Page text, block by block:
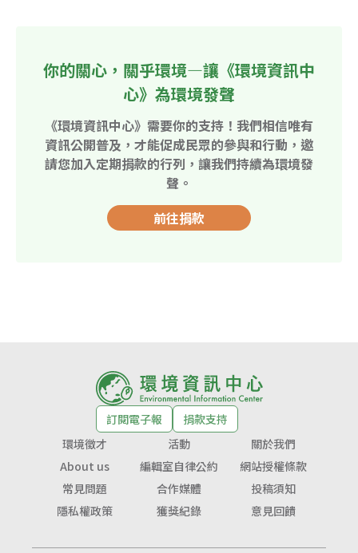
你的關心，關乎環境—讓《環境資訊中
心》為環境發聲
《環境資訊中心》需要你的支持！我們相信唯有
資訊公開普及，才能促成民眾的參與和行動，邀
請您加入定期捐款的行列，讓我們持續為環境發
聲。
前往捐款
訂閱電子報
捐款支持
環境徵才
活動
關於我們
About us
編輯室自律公約
網站授權條款
常見問題
合作媒體
投稿須知
隱私權政策
獲獎紀錄 意見回饋